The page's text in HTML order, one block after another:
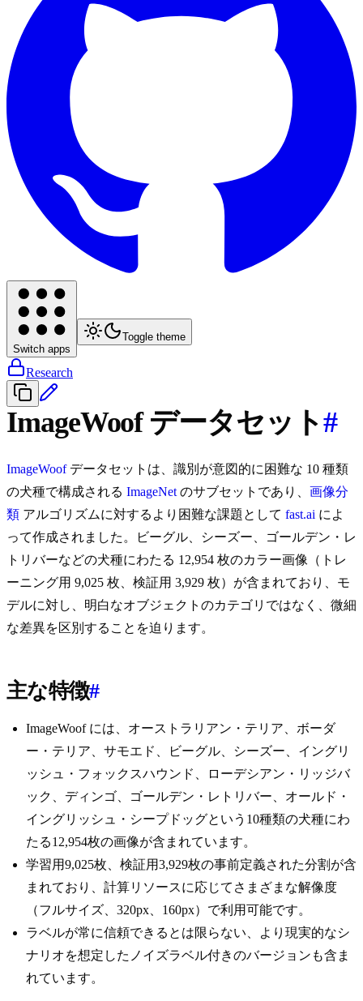
Switch apps
Toggle theme
Research
ImageWoof データセット#
ImageWoofデータセットは、識別が意図的に困難な 10 種類
の犬種で構成される ImageNet のサブセットであり、 画像分
類 アルゴリズムに対するより困難な課題として fast.ai によ
って作成されました。ビーグル、シーズー、ゴールデン・レ
トリバーなどの犬種にわたる 12,954 枚のカラー画像（トレ
ーニング用 9,025 枚、検証用 3,929 枚）が含まれており、モ
デルに対し、明白なオブジェクトのカテゴリではなく、微細
な差異を区別することを迫ります。
主な特徴#
ImageWoof には、オーストラリアン・テリア、ボーダ
ー・テリア、サモエド、ビーグル、シーズー、イングリ
ッシュ・フォックスハウンド、ローデシアン・リッジバ
ック、ディンゴ、ゴールデン・レトリバー、オールド・
イングリッシュ・シープドッグという10種類の犬種にわ
たる12,954枚の画像が含まれています。
学習用9,025枚、検証用3,929枚の事前定義された分割が含
まれており、計算リソースに応じてさまざまな解像度
（フルサイズ、320px、160px）で利用可能です。
ラベルが常に信頼できるとは限らない、より現実的なシ
ナリオを想定したノイズラベル付きのバージョンも含ま
れています。